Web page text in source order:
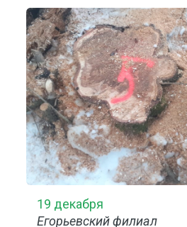
19 декабря
Егорьевский филиал